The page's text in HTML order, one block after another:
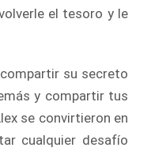
el tesoro y le
su secreto
y compartir tus
se convirtieron en
cualquier desafío